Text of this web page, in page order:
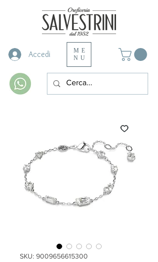
Accedi
ME
NU
SKU: 9009656615300